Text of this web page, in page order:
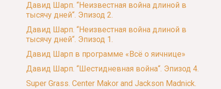
Давид Шарп. “Неизвестная война длиной в
тысячу дней“. Эпизод 2.
Давид Шарп. “Неизвестная война длиной в
тысячу дней“. Эпизод 1.
Давид Шарп в программе «Всё о яичнице»
Давид Шарп. “Шестидневная война“. Эпизод 4.
Super Grass. Center Makor and Jackson Madnick.